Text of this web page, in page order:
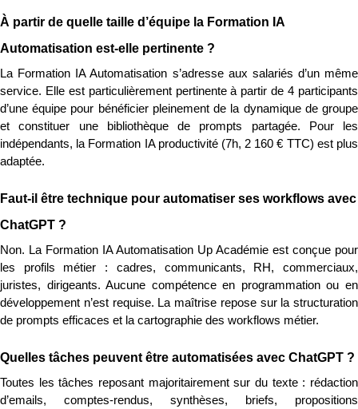
À partir de quelle taille d’équipe la Formation IA
Automatisation est-elle pertinente ?
La Formation IA Automatisation s’adresse aux salariés d’un même
service. Elle est particulièrement pertinente à partir de 4 participants
d’une équipe pour bénéficier pleinement de la dynamique de groupe
et constituer une bibliothèque de prompts partagée. Pour les
indépendants, la Formation IA productivité (7h, 2 160 € TTC) est plus
adaptée.
Faut-il être technique pour automatiser ses workflows avec
ChatGPT ?
Non. La Formation IA Automatisation Up Académie est conçue pour
les profils métier : cadres, communicants, RH, commerciaux,
juristes, dirigeants. Aucune compétence en programmation ou en
développement n’est requise. La maîtrise repose sur la structuration
de prompts efficaces et la cartographie des workflows métier.
Quelles tâches peuvent être automatisées avec ChatGPT ?
Toutes les tâches reposant majoritairement sur du texte : rédaction
d’emails, comptes-rendus, synthèses, briefs, propositions